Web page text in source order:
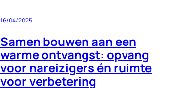
16/04/2025
Samen bouwen aan een
warme ontvangst: opvang
voor nareizigers én ruimte
voor verbetering